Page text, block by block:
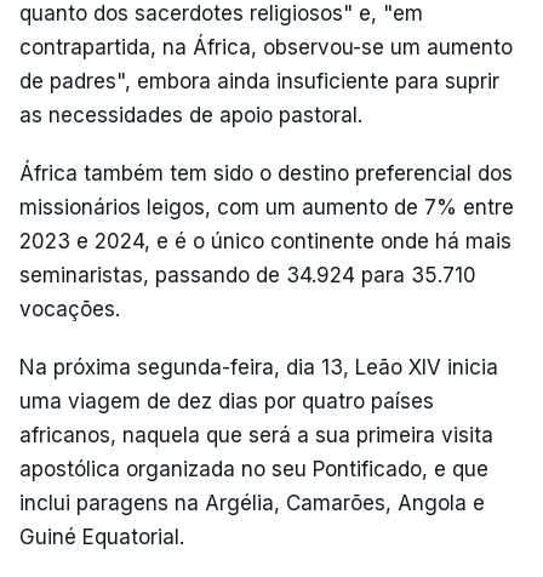
quanto dos sacerdotes religiosos" e, "em
contrapartida, na África, observou-se um aumento
de padres", embora ainda insuficiente para suprir
as necessidades de apoio pastoral.
África também tem sido o destino preferencial dos
missionários leigos, com um aumento de 7% entre
2023 e 2024, e é o único continente onde há mais
seminaristas, passando de 34.924 para 35.710
vocações.
Na próxima segunda-feira, dia 13, Leão XIV inicia
uma viagem de dez dias por quatro países
africanos, naquela que será a sua primeira visita
apostólica organizada no seu Pontificado, e que
inclui paragens na Argélia, Camarões, Angola e
Guiné Equatorial.